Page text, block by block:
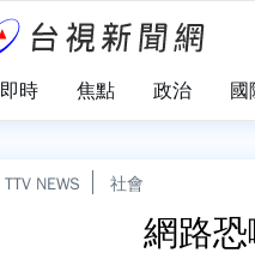
即時 焦點 政治 國
TTV NEWS 社會
網路